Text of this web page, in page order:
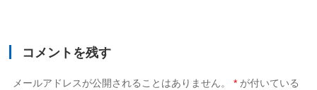
コメントを残す
メールアドレスが公開されることはありません。 * が付いている